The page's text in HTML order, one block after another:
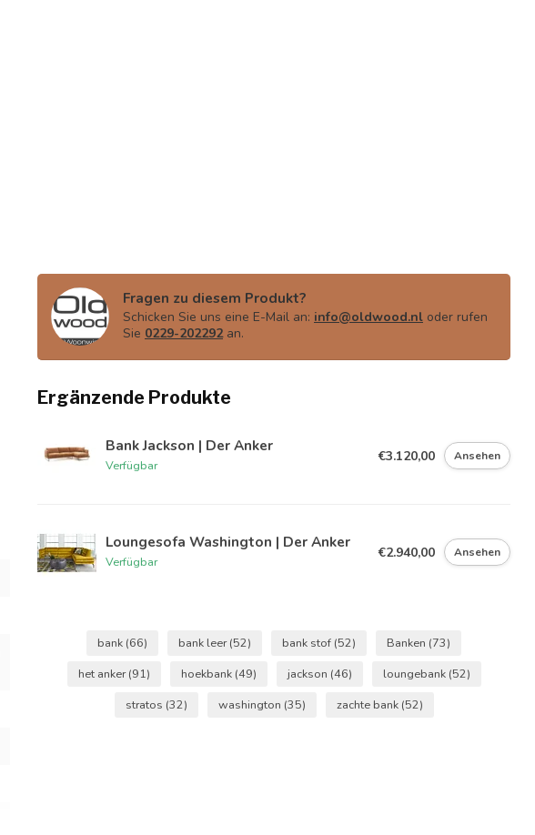
Fragen zu diesem Produkt?
Schicken Sie uns eine E-Mail an: info@oldwood.nl oder rufen
Sie 0229-202292an.
Ergänzende Produkte
Bank Jackson | Der Anker
Verfügbar
€3.120,00 Ansehen
Loungesofa Washington | Der Anker
Verfügbar
€2.940,00 Ansehen
bank (66) bank leer(52) bank stof (52) Banken (73)
het anker(91) hoekbank (49) jackson (46) loungebank (52)
stratos (32) washington (35) zachte bank (52)